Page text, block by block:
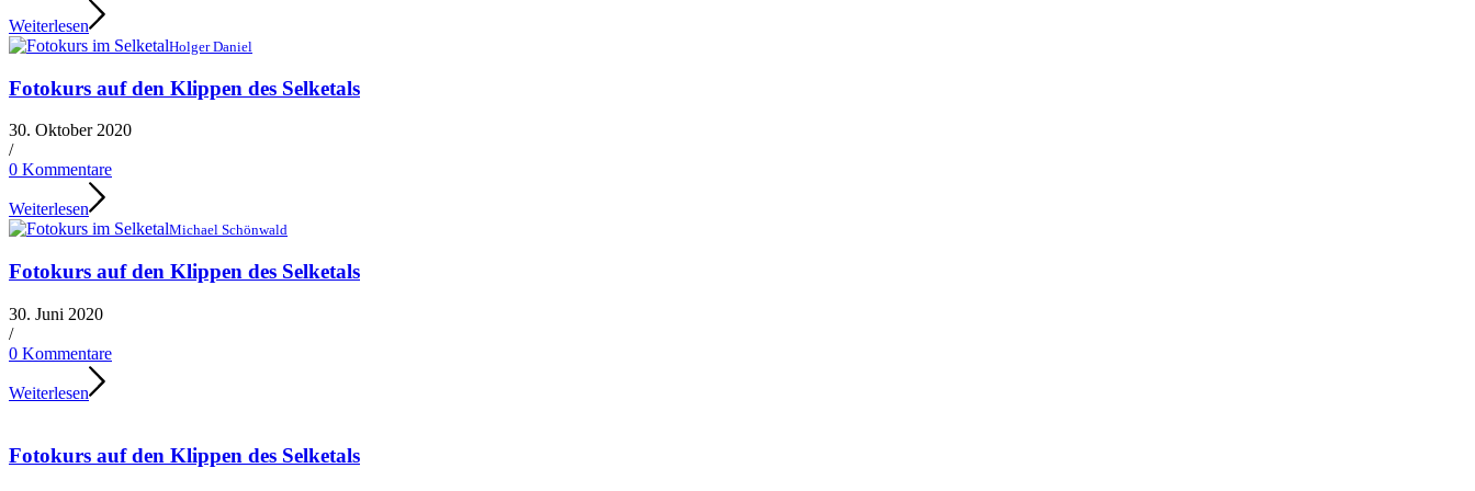
Weiterlesen
Holger Daniel
Fotokurs auf den Klippen des Selketals
30. Oktober 2020
/
0 Kommentare
Weiterlesen
Michael Schönwald
Fotokurs auf den Klippen des Selketals
30. Juni 2020
/
0 Kommentare
Weiterlesen
Fotokurs auf den Klippen des Selketals